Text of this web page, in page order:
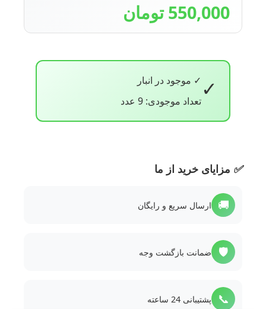
550,000 تومان
✓ ✓ موجود در انبار
تعداد موجودی: 9 عدد
✅ مزایای خرید از ما
🚚 ارسال سریع و رایگان
🛡️ ضمانت بازگشت وجه
📞 پشتیبانی 24 ساعته